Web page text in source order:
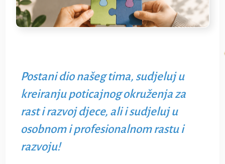
Postani dio našeg tima, sudjeluj u
kreiranju poticajnog okruženja za
rast i razvoj djece, ali i sudjeluj u
osobnom i profesionalnom rastu i
razvoju!